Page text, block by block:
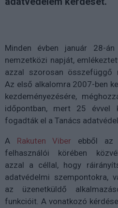
Minden évben január 28-
nemzetközi napját,
azzal szorosan összefüggő
Az első alkalomra 2007-ben
kezdeményezésére,
időpontban, mert 25 évvel
fogadták el a Tanács
A Rakuten Viber ebből az
felhasználói körében
azzal a céllal, hogy
adatvédelmi szempontokra,
az üzenetküldő
funkcióit. A vonatkozó